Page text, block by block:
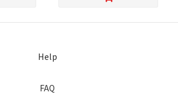
Help
FAQ